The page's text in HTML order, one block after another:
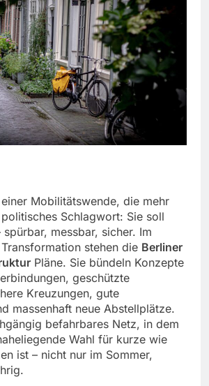
Mobilitätswende, die mehr
Schlagwort: Sie soll
messbar, sicher. Im
stehen die Berliner
Pläne. Sie bündeln Konzepte
geschützte
Kreuzungen, gute
massenhaft neue Abstellplätze.
befahrbares Netz, in dem
Wahl für kurze wie
ist – nicht nur im Sommer,